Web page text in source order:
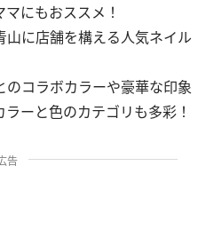
にもおススメ！
舗を構える人気ネイル
のコラボカラーや豪華な印象
ーと色のカテゴリも多彩！
告